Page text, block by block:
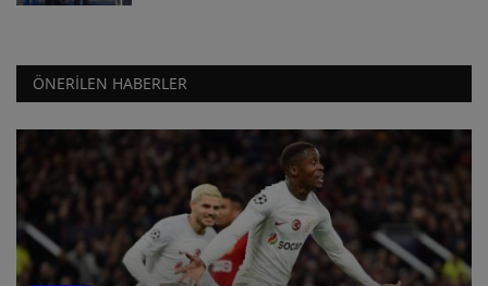
ÖNERILEN HABERLER